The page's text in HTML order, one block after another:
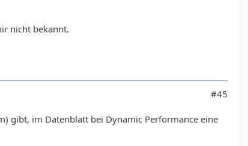
nicht bekannt.
#45
gibt, im Datenblatt bei Dynamic Performance eine